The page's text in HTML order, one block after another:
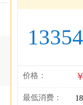
价格：
最低消费：